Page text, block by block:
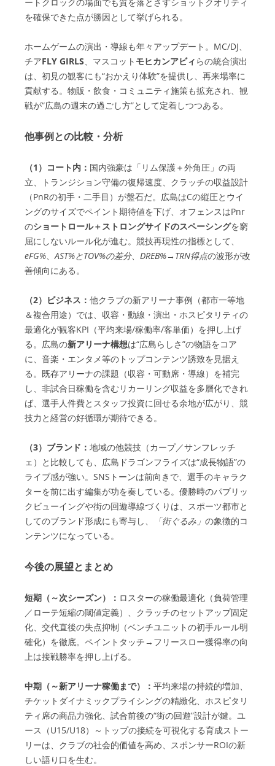
を確保できた点が勝因として挙げられる。
ホームゲームの演出・導線も年々アップデート。MC/DJ、
チアFLY GIRLS、マスコット モヒカンアビィ らの統合演出
は、初見の観客にも“おかえり体験”を提供し、再来場率に
貢献する。物販・飲食・コミュニティ施策も拡充され、観
戦が“広島の週末の過ごし方”として定着しつつある。
他事例との比較・分析
（1）コート内： 国内強豪は「リム保護＋外角圧」の両
立、トランジション守備の復帰速度、クラッチの収益設計
（PnRの初手・二手目）が盤石だ。広島はCの縦圧とウイ
ングのサイズでペイント期待値を下げ、オフェンスはPnr
のショートロール＋ストロングサイドのスペーシングを窮
屈にしないルール化が進む。競技再現性の指標として、
eFG%、AST%とTOV%の差分、 DREB%→TRN得点の波形が改
善傾向にある。
（2）ビジネス： 他クラブの新アリーナ事例（都市一等地
＆複合用途）では、収容・動線・演出・ホスピタリティの
最適化が観客KPI（平均来場/稼働率/客単価）を押し上げ
る。広島の新アリーナ構想は“広島らしさ”の物語をコア
に、音楽・エンタメ等のトップコンテンツ誘致を見据え
る。既存アリーナの課題（収容・可動席・導線）を補完
し、非試合日稼働を含むリカーリング収益を多層化できれ
ば、選手人件費とスタッフ投資に回せる余地が広がり、競
技力と経営の好循環が期待できる。
（3）ブランド： 地域の他競技（カープ／サンフレッチ
ェ）と比較しても、広島ドラゴンフライズは“成長物語”の
ライブ感が強い。SNSトーンは前向きで、選手のキャラク
ターを前に出す編集が功を奏している。優勝時のパブリッ
クビューイングや街の回遊導線づくりは、スポーツ都市と
してのブランド形成にも寄与し、
「街ぐるみ」 の象徴的コ
ンテンツになっている。
今後の展望とまとめ
短期（～次シーズン）： ロスターの稼働最適化（負荷管理
／ローテ短縮の閾値定義）、クラッチのセットアップ固定
化、交代直後の失点抑制（ベンチユニットの初手ルール明
確化）を徹底。ペイントタッチ→フリースロー獲得率の向
上は接戦勝率を押し上げる。
中期（～新アリーナ稼働まで）： 平均来場の持続的増加、
チケットダイナミックプライシングの精緻化、ホスピタリ
ティ席の商品力強化、試合前後の“街の回遊”設計が鍵。ユ
ース（U15/U18）～トップの接続を可視化する育成ストー
リーは、クラブの社会的価値を高め、スポンサーROIの新
しい語り口を生む。